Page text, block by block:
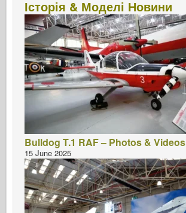
Історія & Моделі Новини
Bulldog T.1 RAF – Photos & Videos
15 June 2025